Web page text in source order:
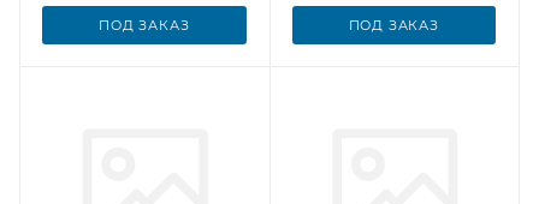
ПОД ЗАКАЗ ПОД ЗАКАЗ